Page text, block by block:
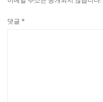
댓글 *